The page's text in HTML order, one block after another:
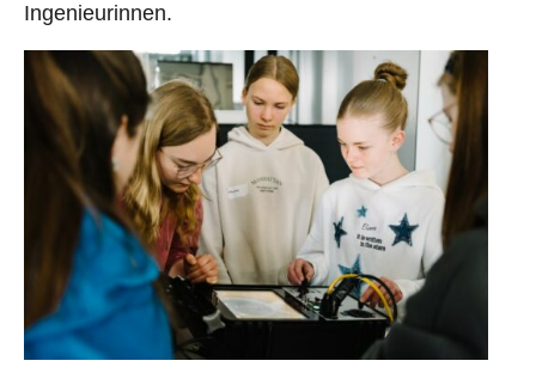
Ingenieurinnen.